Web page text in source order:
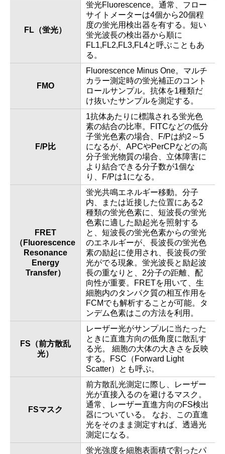
FL（蛍光）
蛍光Fluorescence。通常、フロー
サイトメーターは4個から20個程
度の蛍光用検出器を有する。短い
蛍光波長の検出器から順に
FL1,FL2,FL3,FL4と呼ぶこともあ
る。
FMO
Fluorescence Minus One。マルチ
カラー測定時の蛍光補正のコント
ロールサンプル。抗体を1種類だ
け抜いたサンプルを測定する。
F/P比
1抗体あたりに標識される蛍光色
素の結合の比率。FITCなどの低分
子蛍光色素の場合、F/Pは約2～5
になるが、APCやPerCPなどの高
分子蛍光物質の場合、立体障害に
より結合できる分子数が1個な
り、F/Pは1になる。
FRET
（Fluorescence
Resonance
Energy
Transfer）
蛍光共鳴エネルギー移動。分子
内、または近接した位置にある2
種類の蛍光色素に、短波長の蛍光
色素に適した励起光を照射する
と、短波長の蛍光色素からの蛍光
のエネルギーが、長波長の蛍光色
素の励起に使用され、長波長の蛍
光がでる現象。蛍光波長と励起波
長の重なりと、2分子の距離、配
向性が重要。FRETを用いて、生
細胞内のタンパク質の相互作用を
FCMでも解析することが可能。タ
ンデム色素はこの方法を利用。
FS（前方散乱
光）
レーザー光がサンプルに当たった
ときに直進方向の低角度に散乱す
る光。 細胞の大体の大きさを反映
する。FSC（Forward Light
Scatter）とも呼ぶ。
FSマスク
前方散乱光測定に際し、レーザー
光が直接入るのを避けるマスク。
通常、レーザー直進方向のFS検出
器についている。 なお、この直進
光をそのまま測定すれば、透過光
測定になる。
蛍光強度を細胞表面積で割ったパ